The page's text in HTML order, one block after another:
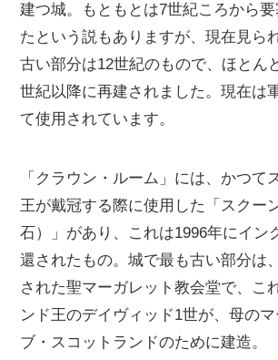
建つ城。もともとは7世紀ころから
たという説もありますが、現在見ら
古い部分は12世紀のもので、ほとん
世紀以降に再建されました。現在は
て使用されています。
「クラウン・ルーム」には、かつて
王が戴冠する際に使用した「スクー
石）」があり、これは1996年にイン
還されたもの。城で最も古い部分は
された聖マーガレット教会堂で、こ
ンド王のデイヴィッド1世が、母の
ブ・スコットランドのために建造。